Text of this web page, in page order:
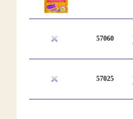
57060
57025